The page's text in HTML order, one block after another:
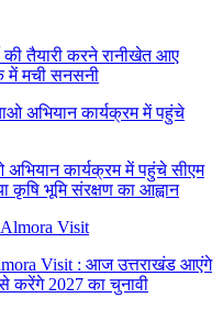
की तैयारी करने रानीखेत आए
में मची सनसनी
कार्यक्रम में पहुंचे सीएम
कृषि भूमि संरक्षण का आह्वान
Visit : आज उत्तराखंड आएंगे
करेंगे 2027 का चुनावी